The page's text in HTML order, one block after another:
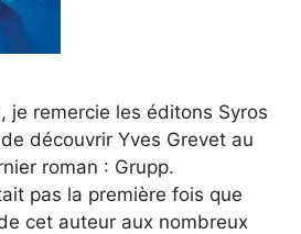
je remercie les éditons Syros
découvrir Yves Grevet au
roman : Grupp.
pas la première fois que
cet auteur aux nombreux